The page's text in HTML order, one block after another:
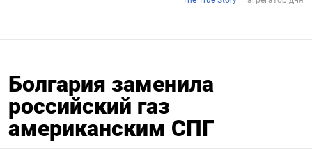
Болгария заменила
российский газ
американским СПГ